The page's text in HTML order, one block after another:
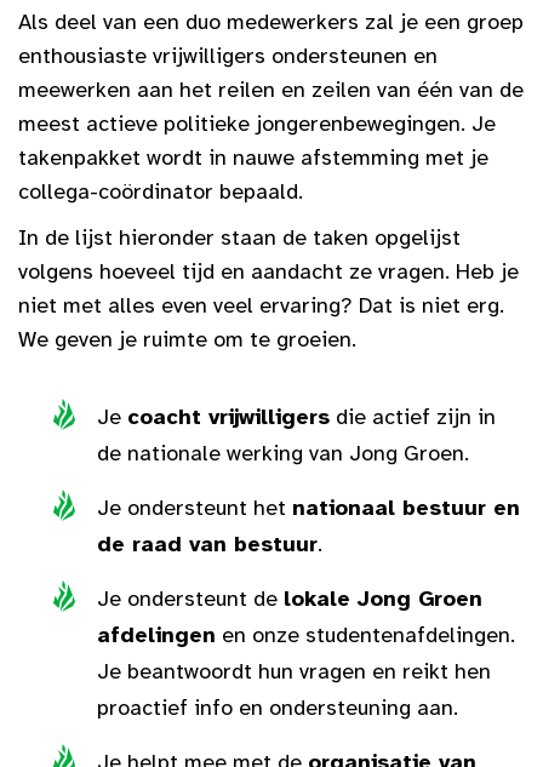
Als deel van een duo medewerkers zal je een groep
enthousiaste vrijwilligers ondersteunen en
meewerken aan het reilen en zeilen van één van de
meest actieve politieke jongerenbewegingen. Je
takenpakket wordt in nauwe afstemming met je
collega-coördinator bepaald.
In de lijst hieronder staan de taken opgelijst
volgens hoeveel tijd en aandacht ze vragen. Heb je
niet met alles even veel ervaring? Dat is niet erg.
We geven je ruimte om te groeien.
Je coacht vrijwilligers die actief zijn in
de nationale werking van Jong Groen.
Je ondersteunt het nationaal bestuur en
de raad van bestuur.
Je ondersteunt de lokale Jong Groen
afdelingen en onze studentenafdelingen.
Je beantwoordt hun vragen en reikt hen
proactief info en ondersteuning aan.